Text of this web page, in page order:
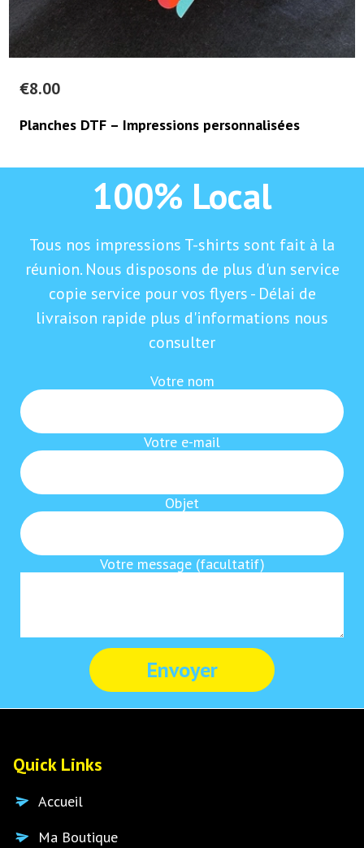
€8.00
Planches DTF – Impressions personnalisées
100% Local
Tous nos impressions T-shirts sont fait à la
réunion. Nous disposons de plus d'un service
copie service pour vos flyers - Délai de
livraison rapide plus d'informations nous
consulter
Votre nom
Votre e-mail
Objet
Votre message (facultatif)
Quick Links
Accueil
Ma Boutique